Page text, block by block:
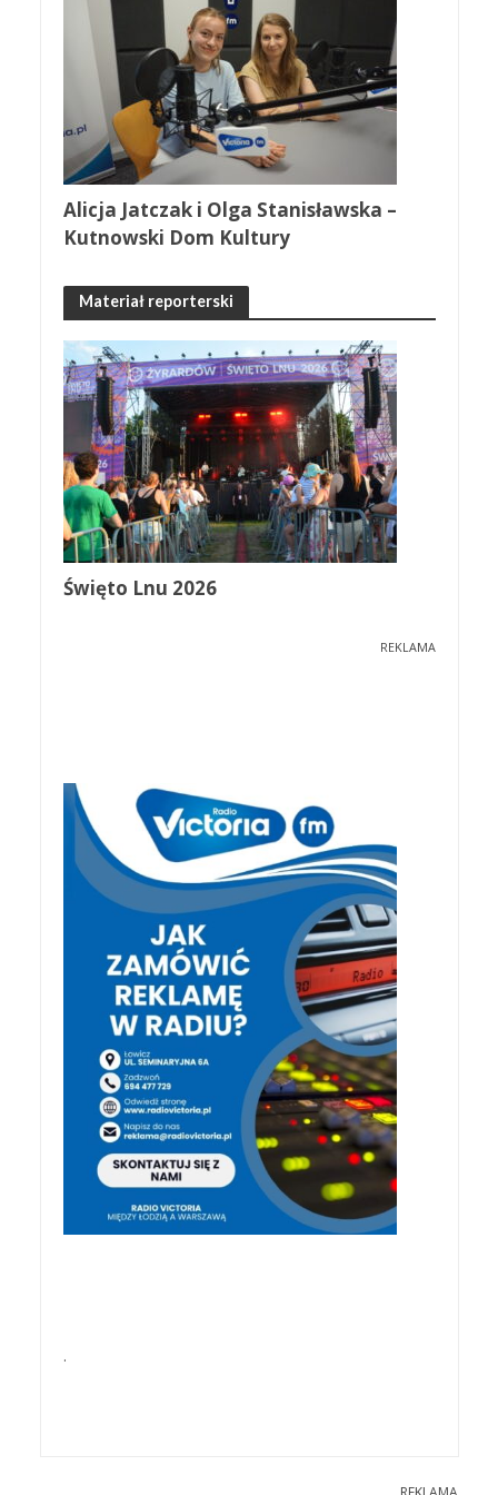
Alicja Jatczak i Olga Stanisławska –
Kutnowski Dom Kultury
Materiał reporterski
Święto Lnu 2026
REKLAMA
.